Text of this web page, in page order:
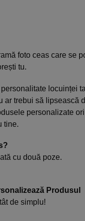
foto ceas care se
tu.
locuinței
ar trebui să lipsească
personalizate
tine.
cu două poze.
Produsul
de simplu!